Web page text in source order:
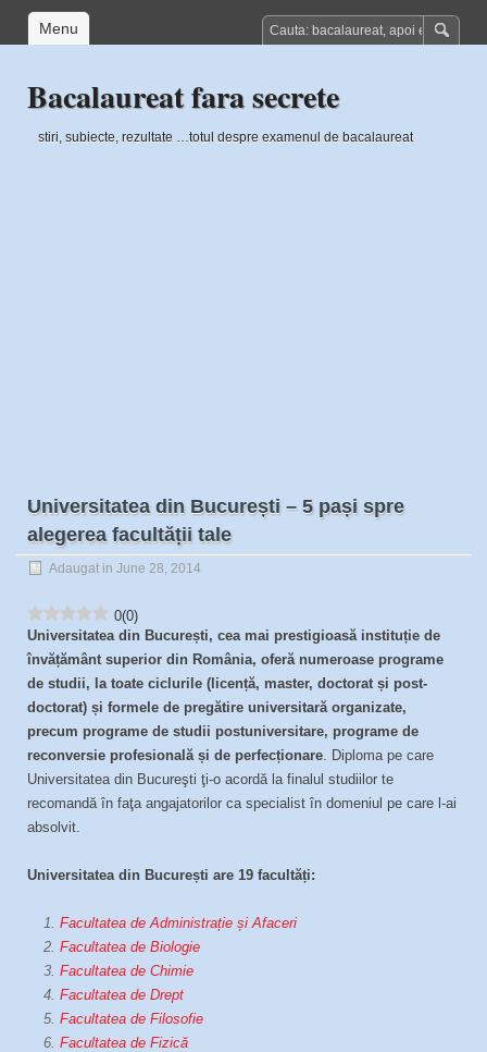
Menu
Bacalaureat fara secrete
stiri, subiecte, rezultate …totul despre examenul de bacalaureat
Universitatea din București – 5 pași spre
alegerea facultății tale
Adaugat in June 28, 2014
0(0)
Universitatea din București, cea mai prestigioasă instituție de
învățământ superior din România, oferă numeroase programe
de studii, la toate ciclurile (licență, master, doctorat și post-
doctorat) și formele de pregătire universitară organizate,
precum programe de studii postuniversitare, programe de
reconversie profesională și de perfecționare. Diploma pe care
Universitatea din Bucureşti ţi-o acordă la finalul studiilor te
recomandă în faţa angajatorilor ca specialist în domeniul pe care l-ai
absolvit.
Universitatea din București are 19 facultăți:
Facultatea de Administrație și Afaceri
Facultatea de Biologie
Facultatea de Chimie
Facultatea de Drept
Facultatea de Filosofie
Facultatea de Fizică